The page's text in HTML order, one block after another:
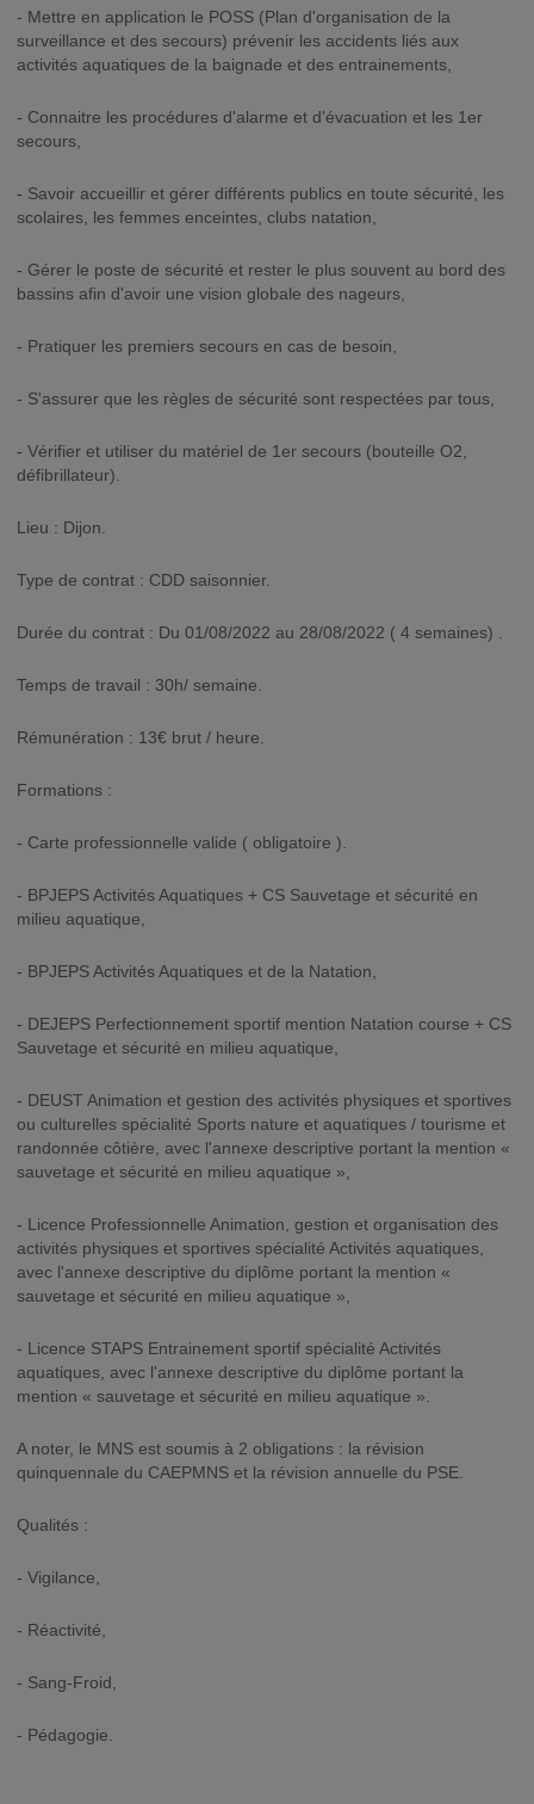
- Mettre en application le POSS (Plan d'organisation de la
surveillance et des secours) prévenir les accidents liés aux
activités aquatiques de la baignade et des entrainements,
- Connaitre les procédures d'alarme et d'évacuation et les 1er
secours,
- Savoir accueillir et gérer différents publics en toute sécurité, les
scolaires, les femmes enceintes, clubs natation,
- Gérer le poste de sécurité et rester le plus souvent au bord des
bassins afin d'avoir une vision globale des nageurs,
- Pratiquer les premiers secours en cas de besoin,
- S'assurer que les règles de sécurité sont respectées par tous,
- Vérifier et utiliser du matériel de 1er secours (bouteille O2,
défibrillateur).
Lieu : Dijon.
Type de contrat : CDD saisonnier.
Durée du contrat : Du 01/08/2022 au 28/08/2022 ( 4 semaines) .
Temps de travail : 30h/ semaine.
Rémunération : 13€ brut / heure.
Formations :
- Carte professionnelle valide ( obligatoire ).
- BPJEPS Activités Aquatiques + CS Sauvetage et sécurité en
milieu aquatique,
- BPJEPS Activités Aquatiques et de la Natation,
- DEJEPS Perfectionnement sportif mention Natation course + CS
Sauvetage et sécurité en milieu aquatique,
- DEUST Animation et gestion des activités physiques et sportives
ou culturelles spécialité Sports nature et aquatiques / tourisme et
randonnée côtière, avec l'annexe descriptive portant la mention «
sauvetage et sécurité en milieu aquatique »,
- Licence Professionnelle Animation, gestion et organisation des
activités physiques et sportives spécialité Activités aquatiques,
avec l'annexe descriptive du diplôme portant la mention «
sauvetage et sécurité en milieu aquatique »,
- Licence STAPS Entrainement sportif spécialité Activités
aquatiques, avec l'annexe descriptive du diplôme portant la
mention « sauvetage et sécurité en milieu aquatique ».
A noter, le MNS est soumis à 2 obligations : la révision
quinquennale du CAEPMNS et la révision annuelle du PSE.
Qualités :
- Vigilance,
- Réactivité,
- Sang-Froid,
- Pédagogie.